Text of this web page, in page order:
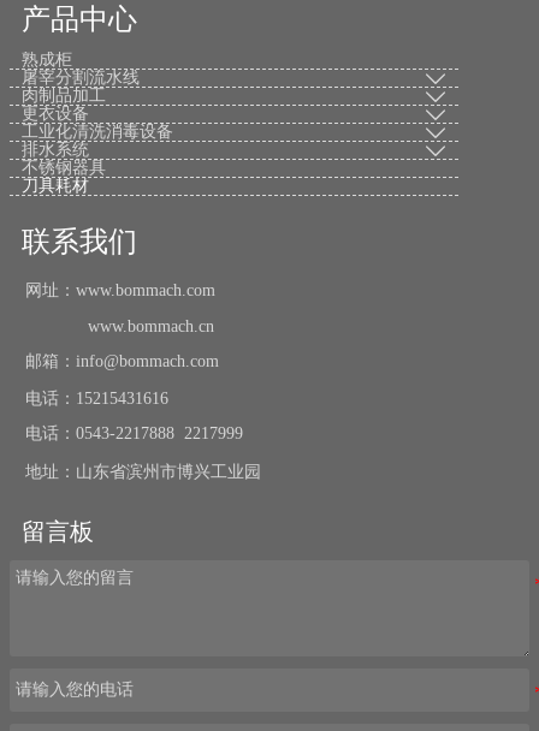
产品中心
熟成柜
屠宰分割流水线

肉制品加工 
更衣设备 
工业化清洗消毒设备 
排水系统 
不锈钢器具
刀具耗材
联系我们
网址：www.bommach.com
www.bommach.cn
邮箱：info@bommach.com
电话：15215431616
电话：0543-2217888 2217999
地址：山东省滨州市博兴工业园
留言板